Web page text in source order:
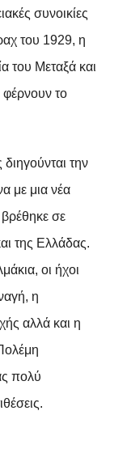
συνοικίες
του 1929, η
του Μεταξά και
φέρνουν το
την
με μια νέα
σε
της Ελλάδας.
οι ήχοι
η
αλλά και η
πολύ